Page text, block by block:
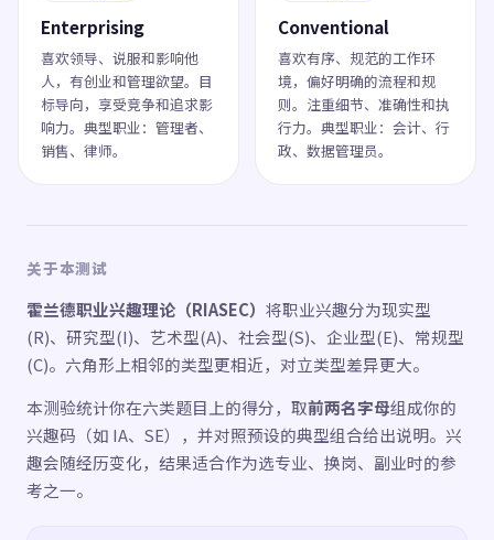
Enterprising
喜欢领导、说服和影响他
人，有创业和管理欲望。目
标导向，享受竞争和追求影
响力。典型职业：管理者、
销售、律师。
Conventional
喜欢有序、规范的工作环
境，偏好明确的流程和规
则。注重细节、准确性和执
行力。典型职业：会计、行
政、数据管理员。
关于本测试
霍兰德职业兴趣理论（RIASEC） 将职业兴趣分为现实型
(R)、研究型(I)、艺术型(A)、社会型(S)、企业型(E)、常规型
(C)。六角形上相邻的类型更相近，对立类型差异更大。
本测验统计你在六类题目上的得分，取前两名字母组成你的
兴趣码（如 IA、SE），并对照预设的典型组合给出说明。兴
趣会随经历变化，结果适合作为选专业、换岗、副业时的参
考之一。